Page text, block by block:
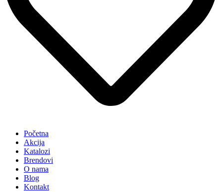
Početna
Akcija
Katalozi
Brendovi
O nama
Blog
Kontakt